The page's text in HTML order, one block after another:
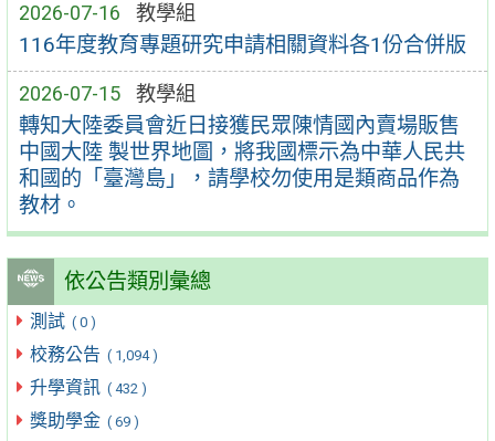
2026-07-16 教學組
116年度教育專題研究申請相關資料各1份合併版
2026-07-15 教學組
轉知大陸委員會近日接獲民眾陳情國內賣場販售
中國大陸 製世界地圖，將我國標示為中華人民共
和國的「臺灣島」，請學校勿使用是類商品作為
教材。
依公告類別彙總
測試 ( 0 )
校務公告 ( 1,094 )
升學資訊 ( 432 )
獎助學金 ( 69 )